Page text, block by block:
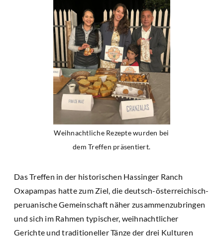
Weihnachtliche Rezepte wurden bei
dem Treffen präsentiert.
Das Treffen in der historischen Hassinger Ranch
Oxapampas hatte zum Ziel, die deutsch-österreichisch-
peruanische Gemeinschaft näher zusammenzubringen
und sich im Rahmen typischer, weihnachtlicher
Gerichte und traditioneller Tänze der drei Kulturen